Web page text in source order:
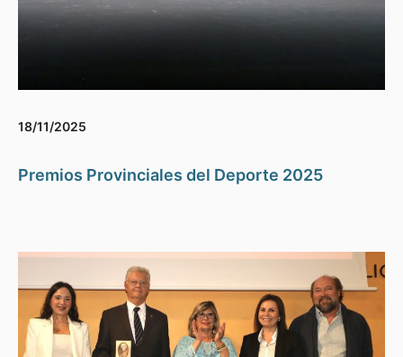
18/11/2025
Premios Provinciales del Deporte 2025